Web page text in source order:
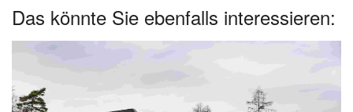
Das könnte Sie ebenfalls interessieren: